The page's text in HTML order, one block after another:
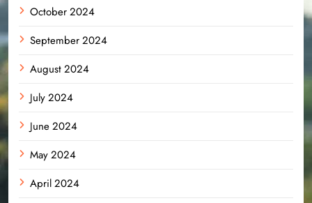
October 2024
September 2024
August 2024
July 2024
June 2024
May 2024
April 2024